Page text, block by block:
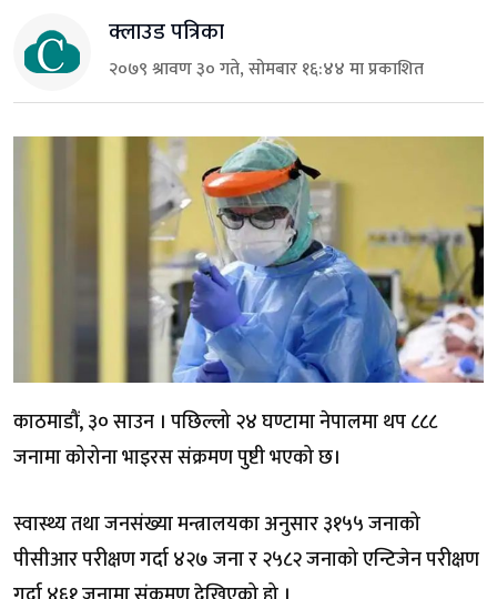
क्लाउड पत्रिका
२०७९ श्रावण ३० गते, सोमबार १६:४४ मा प्रकाशित
काठमाडौं, ३० साउन । पछिल्लो २४ घण्टामा नेपालमा थप ८८८
जनामा कोरोना भाइरस संक्रमण पुष्टी भएको छ।
स्वास्थ्य तथा जनसंख्या मन्त्रालयका अनुसार ३१५५ जनाको
पीसीआर परीक्षण गर्दा ४२७ जना र २५८२ जनाको एन्टिजेन परीक्षण